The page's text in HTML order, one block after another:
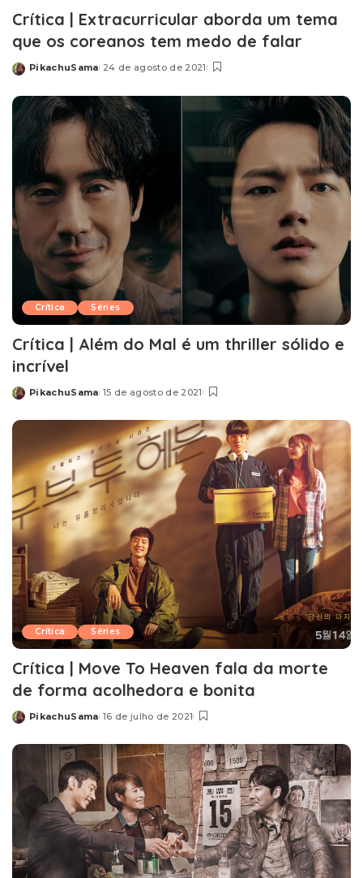
Crítica | Extracurricular aborda um tema
que os coreanos tem medo de falar
Posted
PikachuSama 24 de agosto de 2021
Crítica Séries
Crítica | Além do Mal é um thriller sólido e
incrível
Posted
PikachuSama 15 de agosto de 2021
Crítica Séries
Crítica | Move To Heaven fala da morte
de forma acolhedora e bonita
Posted
PikachuSama 16 de julho de 2021